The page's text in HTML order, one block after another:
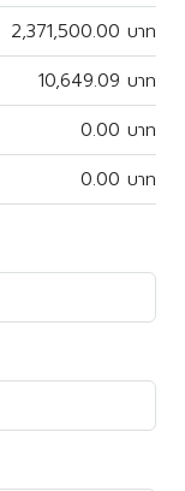
2,371,500.00 บาท
10,649.09 บาท
0.00 บาท
0.00 บาท